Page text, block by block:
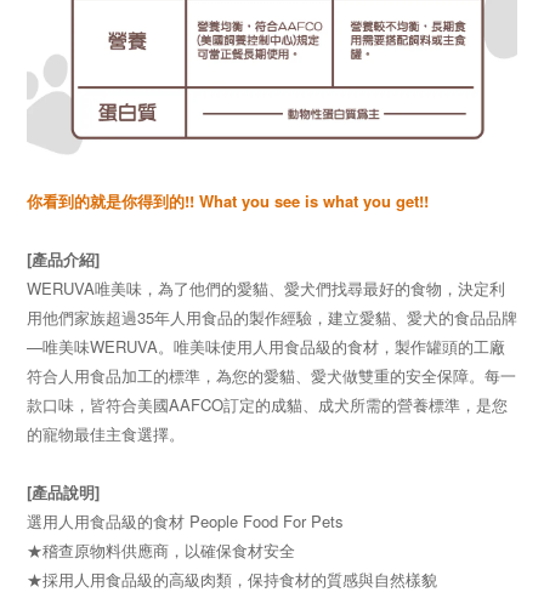
你看到的就是你得到的!! What you see is what you get!!
[產品介紹]
WERUVA唯美味，為了他們的愛貓、愛犬們找尋最好的食物，決定利
用他們家族超過35年人用食品的製作經驗，建立愛貓、愛犬的食品品牌
—唯美味WERUVA。唯美味使用人用食品級的食材，製作罐頭的工廠
符合人用食品加工的標準，為您的愛貓、愛犬做雙重的安全保障。每一
款口味，皆符合美國AAFCO訂定的成貓、成犬所需的營養標準，是您
的寵物最佳主食選擇。
[產品說明]
選用人用食品級的食材 People Food For Pets
★稽查原物料供應商，以確保食材安全
★採用人用食品級的高級肉類，保持食材的質感與自然樣貌